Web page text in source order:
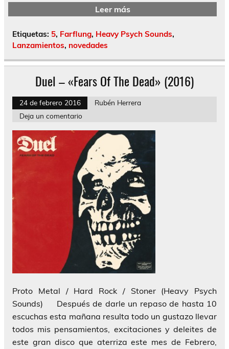
Leer más
Etiquetas: 5, Farflung, Heavy Psych Sounds,
Lanzamientos, novedades
Duel – «Fears Of The Dead» (2016)
24 de febrero 2016
Rubén Herrera
Deja un comentario
Proto Metal / Hard Rock / Stoner (Heavy Psych
Sounds) Después de darle un repaso de hasta 10
escuchas esta mañana resulta todo un gustazo llevar
todos mis pensamientos, excitaciones y deleites de
este gran disco que aterriza este mes de Febrero,